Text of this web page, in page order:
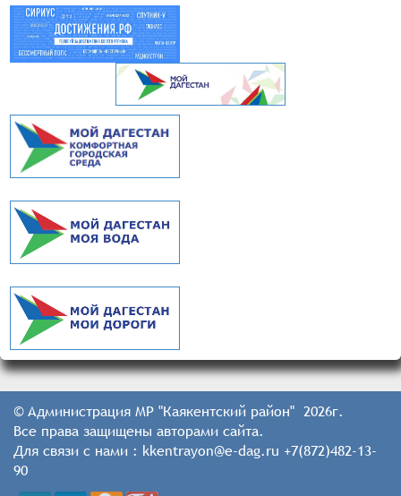
© Администрация МР "Каякентский район" 2026г.
Все права защищены авторами сайта.
Для связи с нами : kkentrayon@e-dag.ru +7(872)482-13-
90